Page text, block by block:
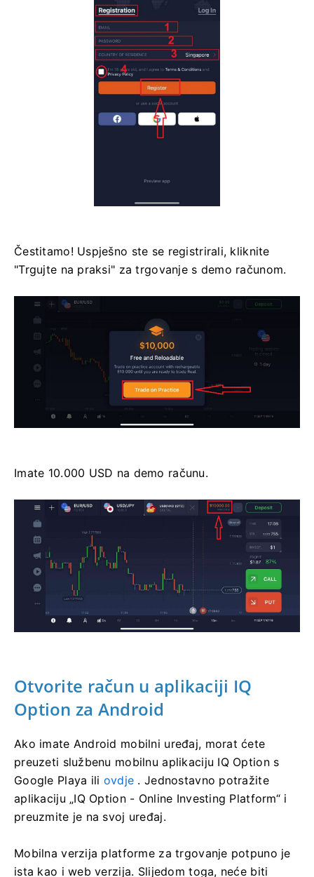
Čestitamo! Uspješno ste se registrirali, kliknite
"Trgujte na praksi" za trgovanje s demo računom.
Imate 10.000 USD na demo računu.
Otvorite račun u aplikaciji IQ
Option za Android
Ako imate Android mobilni uređaj, morat ćete
preuzeti službenu mobilnu aplikaciju IQ Option s
Google Playa ili ovdje . Jednostavno potražite
aplikaciju „IQ Option - Online Investing Platform“ i
preuzmite je na svoj uređaj.
Mobilna verzija platforme za trgovanje potpuno je
ista kao i web verzija. Slijedom toga, neće biti